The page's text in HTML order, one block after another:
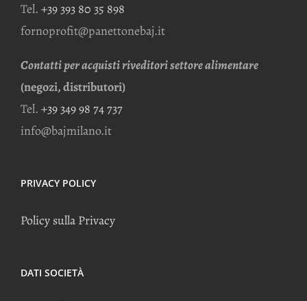
Tel. +39 393 80 35 898
fornoprofit@panettonebaj.it
Contatti per acquisti riveditori settore alimentare
(negozi, distributori)
Tel. +39 349 98 74 737
info@bajmilano.it
PRIVACY POLICY
Policy sulla Privacy
DATI SOCIETÀ